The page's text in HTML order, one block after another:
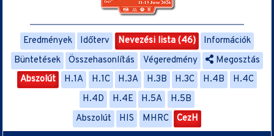
Eredmények Időterv Nevezési lista (46)
Információk
Büntetések
Összehasonlítás Végeredmény
Megosztás
Abszolút
H.1A H.1C H.3A H.3B H.3C H.4B
H.4C
H.4D
H.4E H.5A
H.5B
Abszolút
HIS MHRC CezH